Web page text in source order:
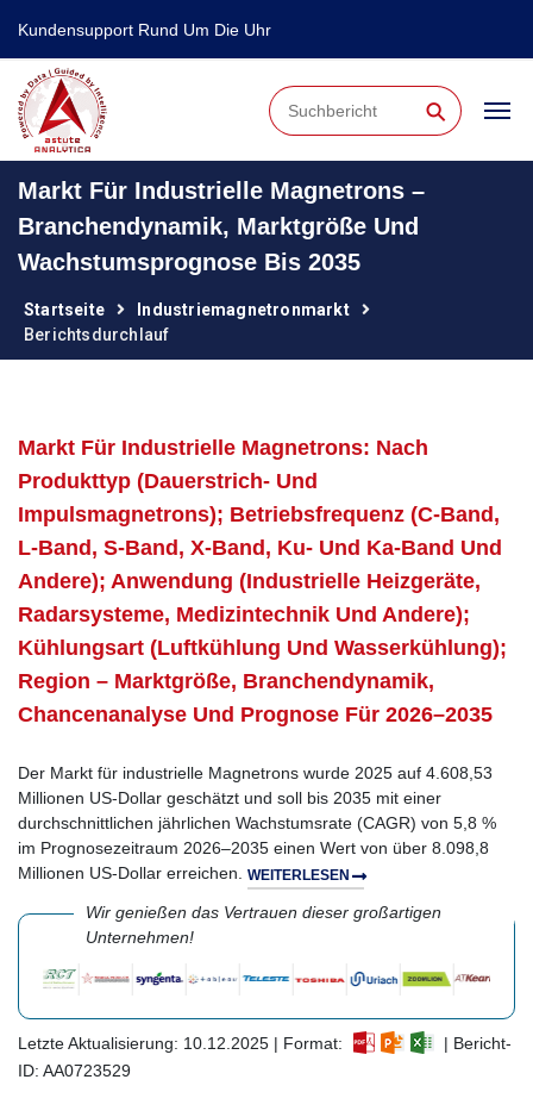
Kundensupport Rund Um Die Uhr
⚲
Markt Für Industrielle Magnetrons –
Branchendynamik, Marktgröße Und
Wachstumsprognose Bis 2035
Startseite
Industriemagnetronmarkt
Berichtsdurchlauf
Markt Für Industrielle Magnetrons: Nach
Produkttyp (Dauerstrich- Und
Impulsmagnetrons); Betriebsfrequenz (C-Band,
L-Band, S-Band, X-Band, Ku- Und Ka-Band Und
Andere); Anwendung (Industrielle Heizgeräte,
Radarsysteme, Medizintechnik Und Andere);
Kühlungsart (Luftkühlung Und Wasserkühlung);
Region – Marktgröße, Branchendynamik,
Chancenanalyse Und Prognose Für 2026–2035
Der Markt für industrielle Magnetrons wurde 2025 auf 4.608,53
Millionen US-Dollar geschätzt und soll bis 2035 mit einer
durchschnittlichen jährlichen Wachstumsrate (CAGR) von 5,8 %
im Prognosezeitraum 2026–2035 einen Wert von über 8.098,8
Millionen US-Dollar erreichen. WEITERLESEN
Wir genießen das Vertrauen dieser großartigen
Unternehmen!
Letzte Aktualisierung: 10.12.2025 | Format:
| Bericht-
ID: AA0723529